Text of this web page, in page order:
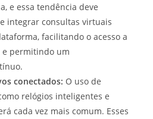
e essa tendência deve
integrar consultas virtuais
facilitando o acesso a
e permitindo um
conectados: O uso de
relógios inteligentes e
cada vez mais comum. Esses